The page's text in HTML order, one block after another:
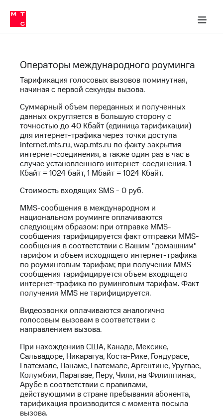
связь
Сервисы и подписки
30% на связь
кабинеты
Мобильная
и
ТВ
ТВ
МТС
Деньги
связь
Перенести
номер
Тарифы
Услуги
Роуминг
Семейная
группа
Заказать
карту
Оформить
eSIM
SIM-
карта
для
иностранцев
Оформить
в МТС
Услуги
Роуминг
Личный
кабинет
Скачать
приложение
МТС
Скидка 30%
на связь
Тарифы
RED,
РИИЛ
и МТС
Супер
дешевле
при
оплате
с карты
МТС
Деньги
Выберите
и подключите
ТВ
с выгодным
тарифом
Операторы международного роуминга
Тарификация голосовых вызовов поминутная,
начиная с первой секунды вызова.
Суммарный объем переданных и полученных
данных округляется в большую сторону с
точностью до 40 Кбайт (единица тарификации)
для интернет-трафика через точки доступа
internet.mts.ru, wap.mts.ru по факту закрытия
интернет-соединения, а также один раз в час в
случае установленного интернет-соединения. 1
Кбайт = 1024 байт, 1 Мбайт = 1024 Кбайт.
Стоимость входящих SMS - 0 руб.
MMS-сообщения в международном и
национальном роуминге оплачиваются
следующим образом: при отправке MMS-
сообщения тарифицируется факт отправки MMS-
сообщения в соответствии с Вашим "домашним"
тарифом и объем исходящего интернет-трафика
по роуминговым тарифам; при получении MMS-
сообщения тарифицируется объем входящего
интернет-трафика по руминговым тарифам. Факт
получения MMS не тарифицируется.
Видеозвонки оплачиваются аналогично
голосовым вызовам в соответствии с
направлением вызова.
При нахождениив США, Канаде, Мексике,
Сальвадоре, Никарагуа, Коста-Рике, Гондурасе,
Гватемале, Панаме, Гватемале, Аргентине, Уругвае,
Колумбии, Парагвае, Перу, Чили, на Филиппинах,
Арубе в соответствии с правилами,
действующими в стране пребывания абонента,
тарификация производится с момента посыла
вызова.